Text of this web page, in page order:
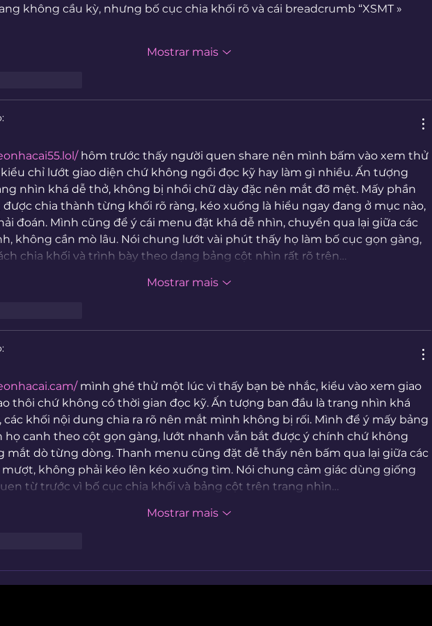
không cầu kỳ, nhưng bố cục chia khối rõ và cái breadcrumb “XSMT »
Mostrar mais
hôm trước thấy người quen share nên mình bấm vào xem thử
chỉ lướt giao diện chứ không ngồi đọc kỹ hay làm gì nhiều. Ấn tượng
nhìn khá dễ thở, không bị nhồi chữ dày đặc nên mắt đỡ mệt. Mấy phần
chia thành từng khối rõ ràng, kéo xuống là hiểu ngay đang ở mục nào,
đoán. Mình cũng để ý cái menu đặt khá dễ nhìn, chuyển qua lại giữa các
không cần mò lâu. Nói chung lướt vài phút thấy họ làm bố cục gọn gàng,
chia khối và trình bày theo dạng bảng cột nhìn rất rõ trên…
Mostrar mais
mình ghé thử một lúc vì thấy bạn bè nhắc, kiểu vào xem giao
thôi chứ không có thời gian đọc kỹ. Ấn tượng ban đầu là trang nhìn khá
các khối nội dung chia ra rõ nên mắt mình không bị rối. Mình để ý mấy bảng
canh theo cột gọn gàng, lướt nhanh vẫn bắt được ý chính chứ không
mắt dò từng dòng. Thanh menu cũng đặt dễ thấy nên bấm qua lại giữa các
không phải kéo lên kéo xuống tìm. Nói chung cảm giác dùng giống
từ trước vì bố cục chia khối và bảng cột trên trang nhìn…
Mostrar mais